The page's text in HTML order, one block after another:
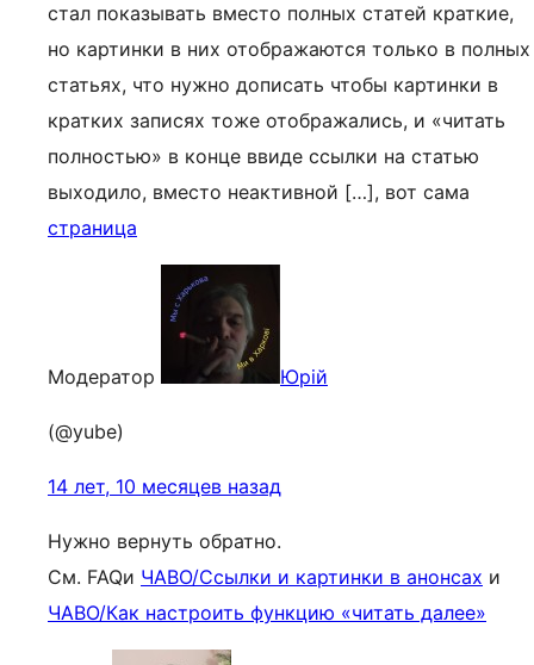
стал показывать вместо полных статей краткие,
но картинки в них отображаются только в полных
статьях, что нужно дописать чтобы картинки в
кратких записях тоже отображались, и «читать
полностью» в конце ввиде ссылки на статью
выходило, вместо неактивной […], вот сама
страница
Модератор Юрій
(@yube)
14 лет, 10 месяцев назад
Нужно вернуть обратно.
См. FAQи ЧАВО/Ссылки и картинки в анонсах и
ЧАВО/Как настроить функцию «читать далее»